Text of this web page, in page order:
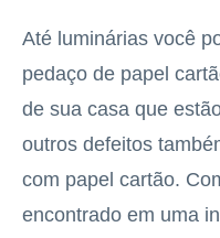
Até luminárias você
pedaço de papel
de sua casa que
outros defeitos
com papel cartão.
encontrado em uma